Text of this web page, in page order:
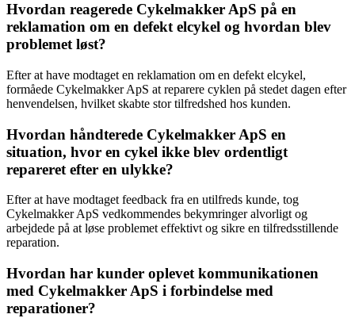
Hvordan reagerede Cykelmakker ApS på en
reklamation om en defekt elcykel og hvordan blev
problemet løst?
Efter at have modtaget en reklamation om en defekt elcykel,
formåede Cykelmakker ApS at reparere cyklen på stedet dagen efter
henvendelsen, hvilket skabte stor tilfredshed hos kunden.
Hvordan håndterede Cykelmakker ApS en
situation, hvor en cykel ikke blev ordentligt
repareret efter en ulykke?
Efter at have modtaget feedback fra en utilfreds kunde, tog
Cykelmakker ApS vedkommendes bekymringer alvorligt og
arbejdede på at løse problemet effektivt og sikre en tilfredsstillende
reparation.
Hvordan har kunder oplevet kommunikationen
med Cykelmakker ApS i forbindelse med
reparationer?